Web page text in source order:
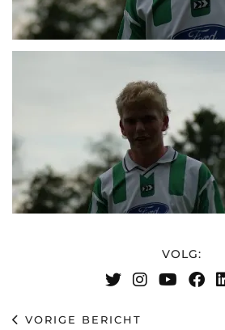
VOLG:
VORIGE BERICHT